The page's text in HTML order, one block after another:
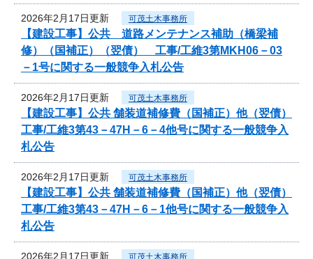
2026年2月17日更新 可茂土木事務所
【建設工事】公共 道路メンテナンス補助（橋梁補
修）（国補正）（翌債） 工事/工維3第MKH06－03
－1号に関する一般競争入札公告
2026年2月17日更新 可茂土木事務所
【建設工事】公共 舗装道補修費（国補正）他（翌債）
工事/工維3第43－47H－6－4他号に関する一般競争入
札公告
2026年2月17日更新 可茂土木事務所
【建設工事】公共 舗装道補修費（国補正）他（翌債）
工事/工維3第43－47H－6－1他号に関する一般競争入
札公告
2026年2月17日更新 可茂土木事務所